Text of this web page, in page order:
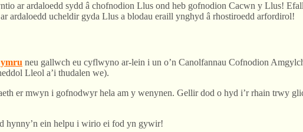
ar ardaloedd sydd â chofnodion Llus ond heb gofnodion Cacwn y Llus!
ardaloedd ucheldir gyda Llus a blodau eraill ynghyd â rhostiroedd arfordirol!
neu gallwch eu cyflwyno ar-lein i un o’n Canolfannau Cofnodion
Lleol a’i thudalen we).
er mwyn i gofnodwyr hela am y wenynen. Gellir dod o hyd i’r rhain trwy
hynny’n ein helpu i wirio ei fod yn gywir!